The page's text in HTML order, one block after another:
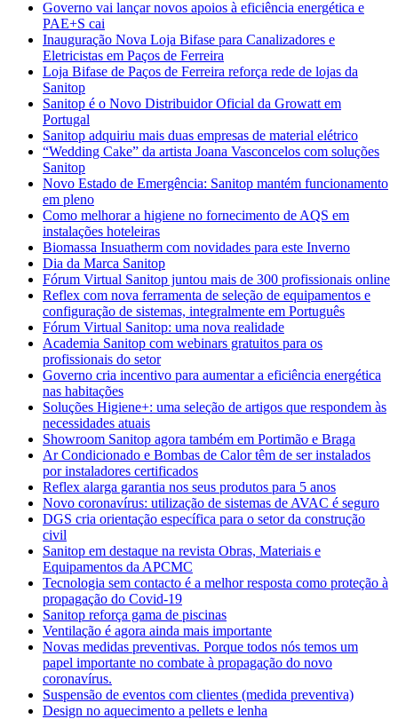
Governo vai lançar novos apoios à eficiência energética e
PAE+S cai
Inauguração Nova Loja Bifase para Canalizadores e
Eletricistas em Paços de Ferreira
Loja Bifase de Paços de Ferreira reforça rede de lojas da
Sanitop
Sanitop é o Novo Distribuidor Oficial da Growatt em
Portugal
Sanitop adquiriu mais duas empresas de material elétrico
“Wedding Cake” da artista Joana Vasconcelos com soluções
Sanitop
Novo Estado de Emergência: Sanitop mantém funcionamento
em pleno
Como melhorar a higiene no fornecimento de AQS em
instalações hoteleiras
Biomassa Insuatherm com novidades para este Inverno
Dia da Marca Sanitop
Fórum Virtual Sanitop juntou mais de 300 profissionais online
Reflex com nova ferramenta de seleção de equipamentos e
configuração de sistemas, integralmente em Português
Fórum Virtual Sanitop: uma nova realidade
Academia Sanitop com webinars gratuitos para os
profissionais do setor
Governo cria incentivo para aumentar a eficiência energética
nas habitações
Soluções Higiene+: uma seleção de artigos que respondem às
necessidades atuais
Showroom Sanitop agora também em Portimão e Braga
Ar Condicionado e Bombas de Calor têm de ser instalados
por instaladores certificados
Reflex alarga garantia nos seus produtos para 5 anos
Novo coronavírus: utilização de sistemas de AVAC é seguro
DGS cria orientação específica para o setor da construção
civil
Sanitop em destaque na revista Obras, Materiais e
Equipamentos da APCMC
Tecnologia sem contacto é a melhor resposta como proteção à
propagação do Covid-19
Sanitop reforça gama de piscinas
Ventilação é agora ainda mais importante
Novas medidas preventivas. Porque todos nós temos um
papel importante no combate à propagação do novo
coronavírus.
Suspensão de eventos com clientes (medida preventiva)
Design no aquecimento a pellets e lenha